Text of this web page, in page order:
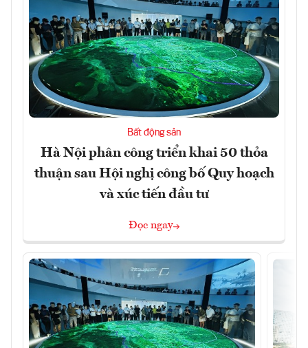
Bất động sản
Hà Nội phân công triển khai 50 thỏa
thuận sau Hội nghị công bố Quy hoạch
và xúc tiến đầu tư
Đọc ngay